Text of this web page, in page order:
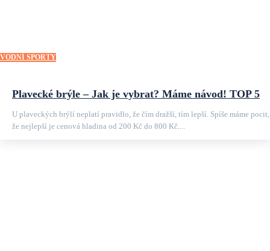
VODNÍ SPORTY
Plavecké brýle – Jak je vybrat? Máme návod! TOP 5
U plaveckých brýlí neplatí pravidlo, že čím dražší, tím lepší. Spíše máme pocit,
že nejlepší je cenová hladina od 200 Kč do 800 Kč....